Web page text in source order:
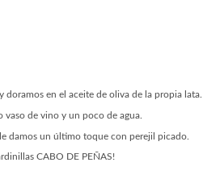
doramos en el aceite de oliva de la propia lata.
de vino y un poco de agua.
damos un último toque con perejil picado.
CABO DE PEÑAS!